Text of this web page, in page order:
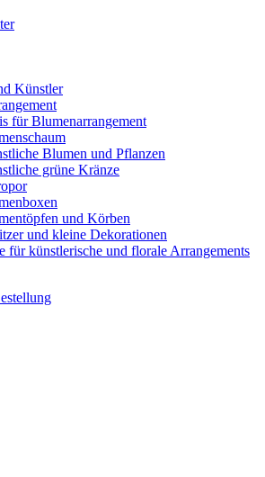
Künstler
für Blumenarrangement
Blumen und Pflanzen
grüne Kränze
und Körben
und kleine Dekorationen
für künstlerische und florale Arrangements